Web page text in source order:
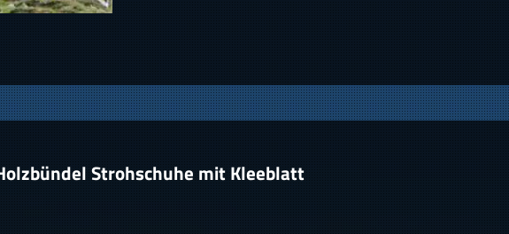
Strohschuhe mit Kleeblatt